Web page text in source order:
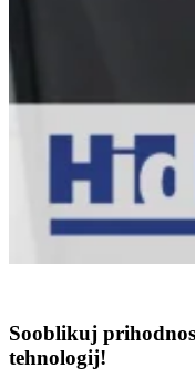
Sooblikuj
tehnologij!